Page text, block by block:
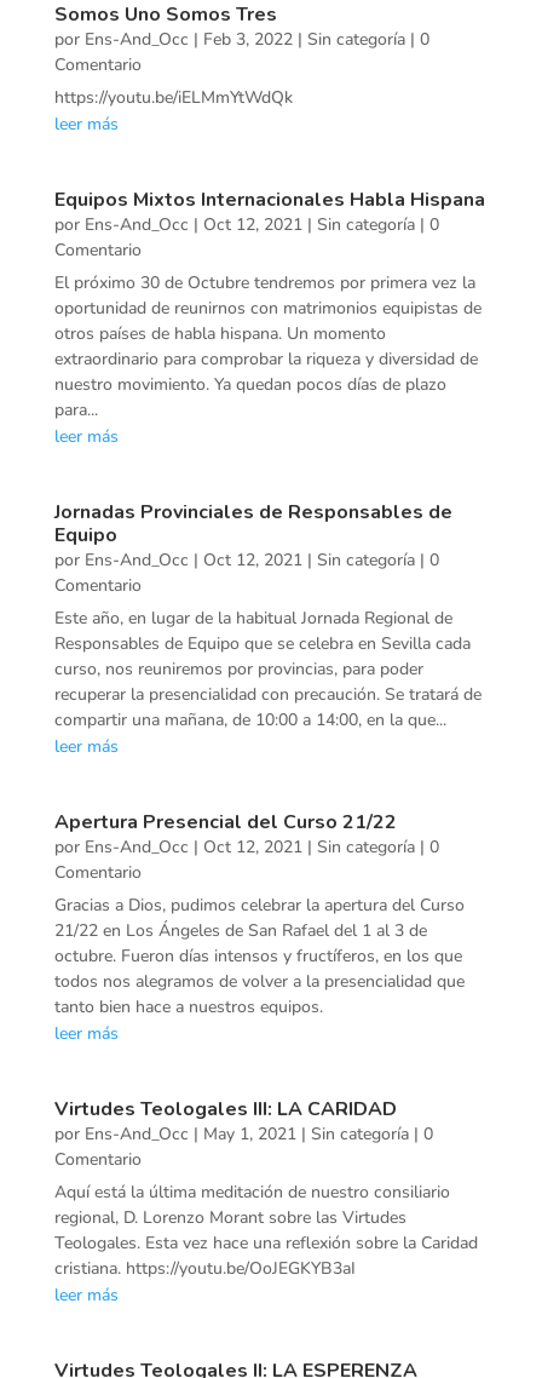
Somos Uno Somos Tres
por Ens-And_Occ | Feb 3, 2022| Sin categoría| 0
Comentario
https://youtu.be/iELMmYtWdQk
leer más
Equipos Mixtos Internacionales Habla Hispana
por Ens-And_Occ | Oct 12, 2021| Sin categoría| 0
Comentario
El próximo 30 de Octubre tendremos por primera vez la
oportunidad de reunirnos con matrimonios equipistas de
otros países de habla hispana. Un momento
extraordinario para comprobar la riqueza y diversidad de
nuestro movimiento. Ya quedan pocos días de plazo
para...
leer más
Jornadas Provinciales de Responsables de
Equipo
por Ens-And_Occ | Oct 12, 2021| Sin categoría| 0
Comentario
Este año, en lugar de la habitual Jornada Regional de
Responsables de Equipo que se celebra en Sevilla cada
curso, nos reuniremos por provincias, para poder
recuperar la presencialidad con precaución. Se tratará de
compartir una mañana, de 10:00 a 14:00, en la que...
leer más
Apertura Presencial del Curso 21/22
por Ens-And_Occ | Oct 12, 2021| Sin categoría| 0
Comentario
Gracias a Dios, pudimos celebrar la apertura del Curso
21/22 en Los Ángeles de San Rafael del 1 al 3 de
octubre. Fueron días intensos y fructíferos, en los que
todos nos alegramos de volver a la presencialidad que
tanto bien hace a nuestros equipos.
leer más
Virtudes Teologales III: LA CARIDAD
por Ens-And_Occ | May 1, 2021| Sin categoría| 0
Comentario
Aquí está la última meditación de nuestro consiliario
regional, D. Lorenzo Morant sobre las Virtudes
Teologales. Esta vez hace una reflexión sobre la Caridad
cristiana. https://youtu.be/OoJEGKYB3aI
leer más
Virtudes Teologales II: LA ESPERENZA